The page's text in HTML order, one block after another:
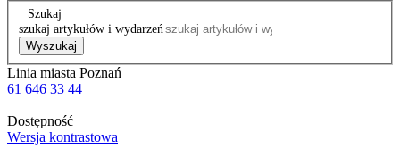
Szukaj
szukaj artykułów i wydarzeń
Wyszukaj
Linia miasta Poznań
61 646 33 44
Dostępność
Wersja kontrastowa